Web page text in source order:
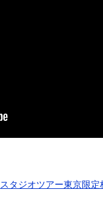
スタジオツアー東京限